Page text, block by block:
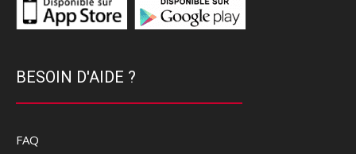
BESOIN D'AIDE ?
FAQ